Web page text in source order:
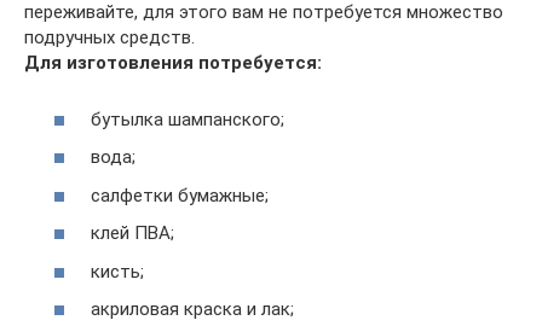
переживайте, для этого вам не потребуется множество
подручных средств.
Для изготовления потребуется:
бутылка шампанского;
вода;
салфетки бумажные;
клей ПВА;
кисть;
акриловая краска и лак;